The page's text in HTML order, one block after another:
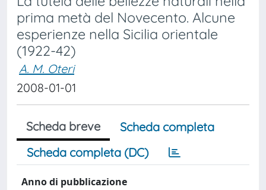
prima metà del Novecento. Alcune
esperienze nella Sicilia orientale
(1922-42)
A. M. Oteri
2008-01-01
Scheda breve
Scheda completa
Scheda completa (DC)
Anno di pubblicazione